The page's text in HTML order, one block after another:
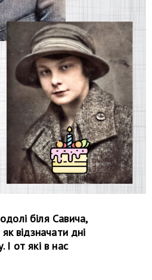
біля Савича,
відзначати дні
от які в нас